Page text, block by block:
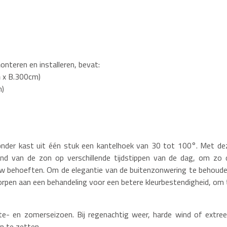
en installeren, bevat:
B.300cm)
kast uit één stuk een kantelhoek van 30 tot 100°. Met
van de zon op verschillende tijdstippen van de dag, om zo
behoeften. Om de elegantie van de buitenzonwering te
aan een behandeling voor een betere kleurbestendigheid, om
en zomerseizoen. Bij regenachtig weer, harde wind of